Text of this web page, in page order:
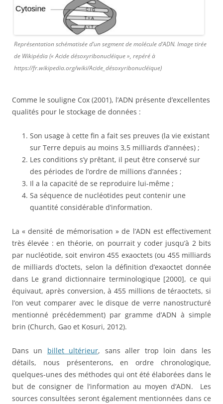
Représentation schématisée d’un segment de molécule d’ADN. Image tirée
de Wikipédia (« Acide désoxyribonucléique », repéré à
https://fr.wikipedia.org/wiki/Acide_désoxyribonucléique)
Comme le souligne Cox (2001), l’ADN présente d’excellentes
qualités pour le stockage de données :
Son usage à cette fin a fait ses preuves (la vie existant
sur Terre depuis au moins 3,5 milliards d’années) ;
Les conditions s’y prêtant, il peut être conservé sur
des périodes de l’ordre de millions d’années ;
Il a la capacité de se reproduire lui-même ;
Sa séquence de nucléotides peut contenir une
quantité considérable d’information.
La « densité de mémorisation » de l’ADN est effectivement
très élevée : en théorie, on pourrait y coder jusqu’à 2 bits
par nucléotide, soit environ 455 exaoctets (ou 455 milliards
de milliards d’octets, selon la définition d’exaoctet donnée
dans Le grand dictionnaire terminologique [2000], ce qui
équivaut, après conversion, à 455 millions de téraoctets, si
l’on veut comparer avec le disque de verre nanostructuré
mentionné précédemment) par gramme d’ADN à simple
brin (Church, Gao et Kosuri, 2012).
Dans un billet ultérieur, sans aller trop loin dans les
détails, nous présenterons, en ordre chronologique,
quelques-unes des méthodes qui ont été élaborées dans le
but de consigner de l’information au moyen d’ADN. Les
sources consultées seront également mentionnées dans ce